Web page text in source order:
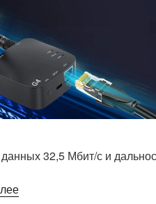
Rockchip
RK3528A
двумя
портами
GbE
консольным
USB-
32,5 Мбит/с и
«$54